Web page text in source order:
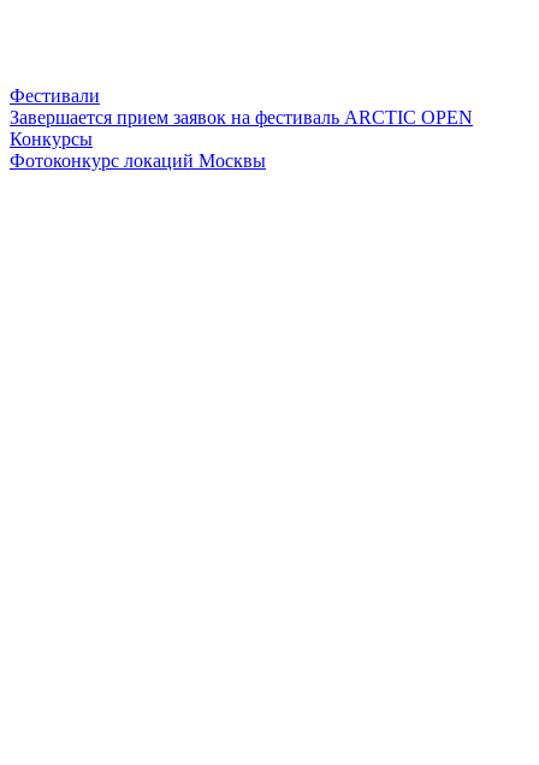
Фестивали
Завершается прием заявок на фестиваль ARCTIC OPEN
Конкурсы
Фотоконкурс локаций Москвы